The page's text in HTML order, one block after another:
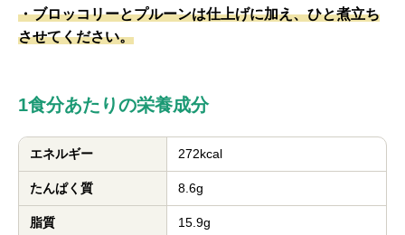
・ブロッコリーとプルーンは仕上げに加え、ひと煮立ち
させてください。
1食分あたりの栄養成分
エネルギー 272kcal
たんぱく質 8.6g
脂質 15.9g